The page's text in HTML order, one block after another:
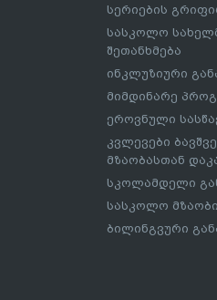
სერიების
სასკოლო
შეთანხმება
ინკლუზიური
მიმდინარე
ეროვნული
კვლევები
მზაობასთან
სკოლამდელი
სასკოლო
ბილინგვური